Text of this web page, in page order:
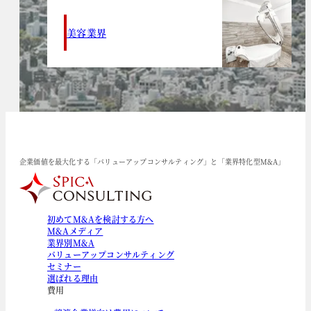
美容業界
企業価値を最大化する「バリューアップコンサルティング」と「業界特化型M&A」
初めてM&Aを検討する方へ
M&Aメディア
業界別M&A
バリューアップコンサルティング
セミナー
選ばれる理由
費用